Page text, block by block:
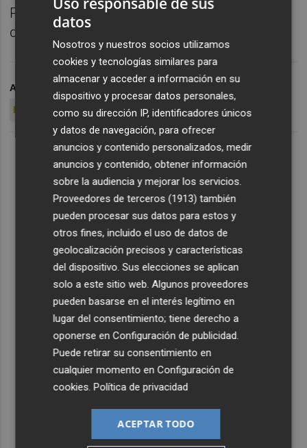
Ponsarnau no tendría que realizar ningún
descarte técnico para este choque.
ARCHIVADO EN VALENCIA BASKET
EUROLIGA
datos
Nosotros y nuestros socios utilizamos
cookies y tecnologías similares para
almacenar y acceder a información en su
dispositivo y procesar datos personales,
como su dirección IP, identificadores únicos
y datos de navegación, para ofrecer
anuncios y contenido personalizados, medir
anuncios y contenido, obtener información
sobre la audiencia y mejorar los servicios.
Proveedores de terceros (1913) también
pueden procesar sus datos para estos y
otros fines, incluido el uso de datos de
geolocalización precisos y características
del dispositivo. Sus elecciones se aplican
solo a este sitio web. Algunos proveedores
pueden basarse en el interés legítimo en
lugar del consentimiento; tiene derecho a
oponerse enConfiguración de publicidad.
Puede retirar su consentimiento en
cualquier momento enConfiguración de
cookies.Política de privacidad
ACEPTAR TODO